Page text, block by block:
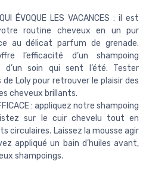
ÉVOQUE LES VACANCES : il est
routine cheveux en un pur
au délicat parfum de grenade.
l’efficacité d’un shampoing
soin qui sent l’été. Tester
Loly pour retrouver le plaisir des
cheveux brillants.
: appliquez notre shampoing
sur le cuir chevelu tout en
circulaires. Laissez la mousse agir
appliqué un bain d’huiles avant,
shampoings.